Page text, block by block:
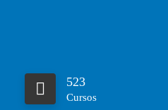
523
Cursos